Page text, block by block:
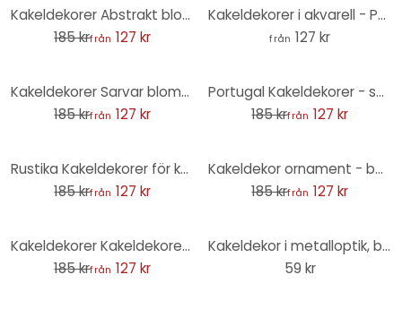
Kakeldekorer Abstrakt blommönster - grön - set om 12
185 krfrån 127 kr
Kakeldekorer i akvarell - Pumpa med blommor - set om 12
från 127 kr
Kakeldekorer Sarvar blommor - uppsättning om 12
185 krfrån 127 kr
Portugal Kakeldekorer - set om 12
185 krfrån 127 kr
Rustika Kakeldekorer för kök - uppsättning om 12
185 krfrån 127 kr
Kakeldekor ornament - betongutseende 02 - set om 12
185 krfrån 127 kr
Kakeldekorer Kakeldekorer regnbåge boho - set om 12
185 krfrån 127 kr
Kakeldekor i metalloptik, borstat guld - Foliera Möbler, Stänkpanel, badrumsfolie
59 kr